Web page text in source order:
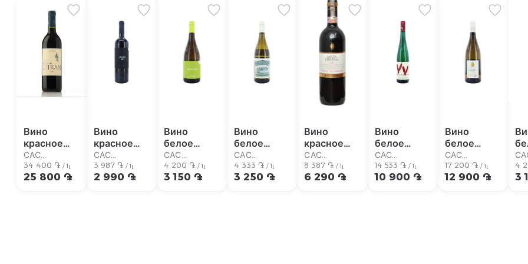
Вино
красное
"Grand Vin
du
Chateau
САС
Супермаркет
34 400 ֏ / 1լ
25 800 ֏
Вино
красное
"Mucho
Mas" 0.75л
САС
Супермаркет
3 987 ֏ / 1լ
2 990 ֏
Вино
белое
"Mucho
Mas" 0.75л
САС
Супермаркет
4 200 ֏ / 1լ
3 150 ֏
Вино
белое
"Southern
Ocean
Sauvignon
САС
Супермаркет
4 333 ֏ / 1լ
3 250 ֏
Вино
красное
"Santa
Cristina
Chianti
САС
Супермаркет
8 387 ֏ / 1լ
6 290 ֏
Вино
белое
"Riesling
Van
Volxem"
САС
Супермаркет
14 533 ֏ / 1լ
10 900 ֏
Вино
белое
"Chatelain
Pouilly
Fume"
САС
Супермаркет
17 200 ֏ / 1լ
12 900 ֏
4
3